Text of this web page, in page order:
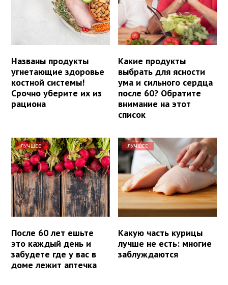
Названы продукты
угнетающие здоровье
костной системы!
Срочно уберите их из
рациона
Какие продукты
выбрать для ясности
ума и сильного сердца
после 60? Обратите
внимание на этот
список
ЛУЧШЕЕ
После 60 лет ешьте
это каждый день и
забудете где у вас в
доме лежит аптечка
ЛУЧШЕЕ
Какую часть курицы
лучше не есть: многие
заблуждаются